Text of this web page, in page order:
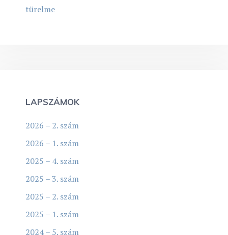
türelme
LAPSZÁMOK
2026 – 2. szám
2026 – 1. szám
2025 – 4. szám
2025 – 3. szám
2025 – 2. szám
2025 – 1. szám
2024 – 5. szám